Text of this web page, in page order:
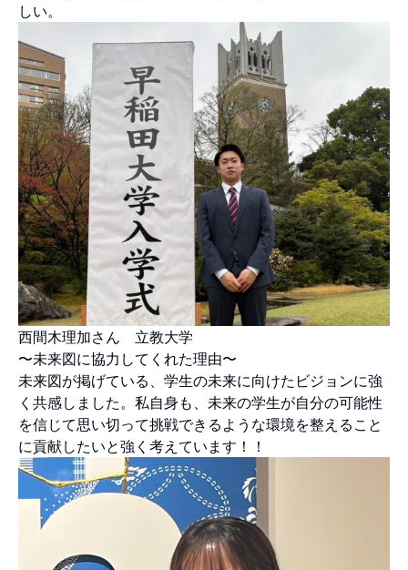
しい。
西間木理加さん 立教大学
〜未来図に協力してくれた理由〜
未来図が掲げている、学生の未来に向けたビジョンに強
く共感しました。私自身も、未来の学生が自分の可能性
を信じて思い切って挑戦できるような環境を整えること
に貢献したいと強く考えています！！